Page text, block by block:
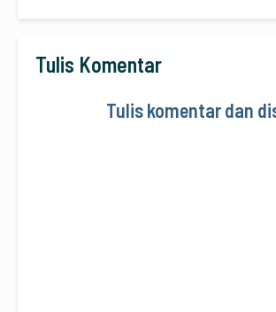
Tulis Komentar
Tulis komentar dan